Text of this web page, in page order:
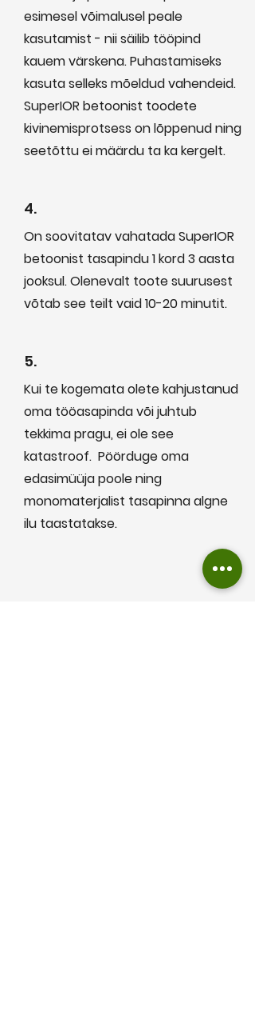
esimesel võimalusel peale
kasutamist - nii säilib tööpind
kauem värskena. Puhastamiseks
kasuta selleks mõeldud vahendeid.
SuperIOR betoonist toodete
kivinemisprotsess on lõppenud ning
seetõttu ei määrdu ta ka kergelt.
4.
On soovitatav vahatada SuperIOR
betoonist tasapindu 1 kord 3 aasta
jooksul. Olenevalt toote suurusest
võtab see teilt vaid 10-20 minutit.
5.
Kui te kogemata olete kahjustanud
oma tööasapinda või juhtub
tekkima pragu, ei ole see
katastroof. Pöörduge oma
edasimüüja poole ning
monomaterjalist tasapinna algne
ilu taastatakse.